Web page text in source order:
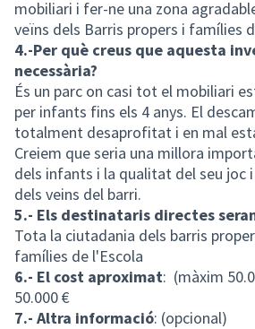
mobiliari i fer-ne una zona
veïns dels Barris propers i famílies
4.-Per què creus que aquesta
necessària?
És un parc on casi tot el mobiliari
per infants fins els 4 anys. El
totalment desaprofitat i en mal
Creiem que seria una millora
dels infants i la qualitat del seu joc
dels veins del barri.
5.- Els destinataris directes
Tota la ciutadania dels barris
famílies de l'Escola
6.- El cost aproximat: (màxim
50.000 €
7.- Altra informació: (opcional)